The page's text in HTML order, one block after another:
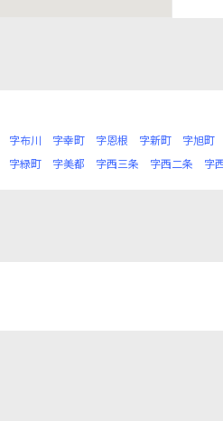
字布川 字幸町 字恩根 字新町 字旭町
字緑町 字美都 字西三条 字西二条 字